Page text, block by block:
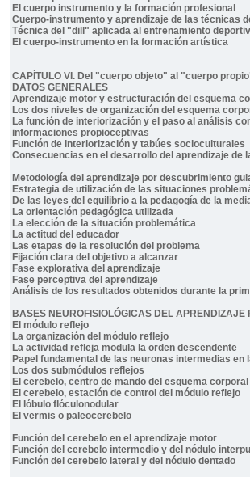
El cuerpo instrumento y la formación profesional
Cuerpo-instrumento y aprendizaje de las técnicas
Técnica del "dill" aplicada al entrenamiento
El cuerpo-instrumento en la formación artística
CAPÍTULO VI. Del "cuerpo objeto" al "cuerpo
DATOS GENERALES
Aprendizaje motor y estructuración del esquema
Los dos niveles de organización del esquema
La función de interiorización y el paso al análisis
informaciones propioceptivas
Función de interiorización y tabúes socioculturales
Consecuencias en el desarrollo del aprendizaje de
Metodología del aprendizaje por descubrimiento
Estrategia de utilización de las situaciones
De las leyes del equilibrio a la pedagogía de la
La orientación pedagógica utilizada
La elección de la situación problemática
La actitud del educador
Las etapas de la resolución del problema
Fijación clara del objetivo a alcanzar
Fase explorativa del aprendizaje
Fase perceptiva del aprendizaje
Análisis de los resultados obtenidos durante la
BASES NEUROFISIOLÓGICAS DEL APRENDIZAJE
El módulo reflejo
La organización del módulo reflejo
La actividad refleja modula la orden descendente
Papel fundamental de las neuronas intermedias en
Los dos submódulos reflejos
El cerebelo, centro de mando del esquema
El cerebelo, estación de control del módulo reflejo
El lóbulo flóculonodular
El vermis o paleocerebelo
Función del cerebelo en el aprendizaje motor
Función del cerebelo intermedio y del nódulo
Función del cerebelo lateral y del nódulo dentado